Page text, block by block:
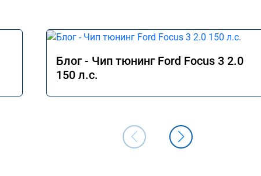
Блог - Чип тюнинг Ford Focus 3 2.0
150 л.с.